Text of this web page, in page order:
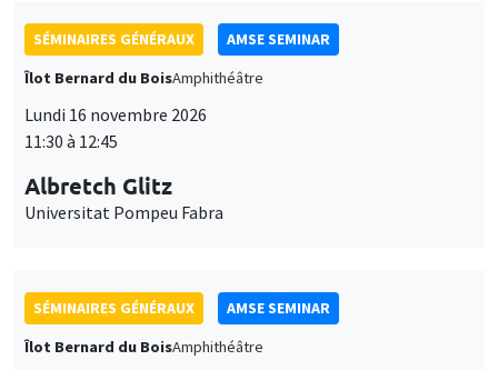
SÉMINAIRES GÉNÉRAUX
AMSE SEMINAR
Îlot Bernard du BoisAmphithéâtre
Lundi 16 novembre 2026
11:30 à 12:45
Albretch Glitz
Universitat Pompeu Fabra
SÉMINAIRES GÉNÉRAUX
AMSE SEMINAR
Îlot Bernard du BoisAmphithéâtre